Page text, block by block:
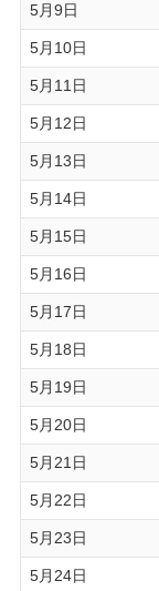
5月9日
5月10日
5月11日
5月12日
5月13日
5月14日
5月15日
5月16日
5月17日
5月18日
5月19日
5月20日
5月21日
5月22日
5月23日
5月24日